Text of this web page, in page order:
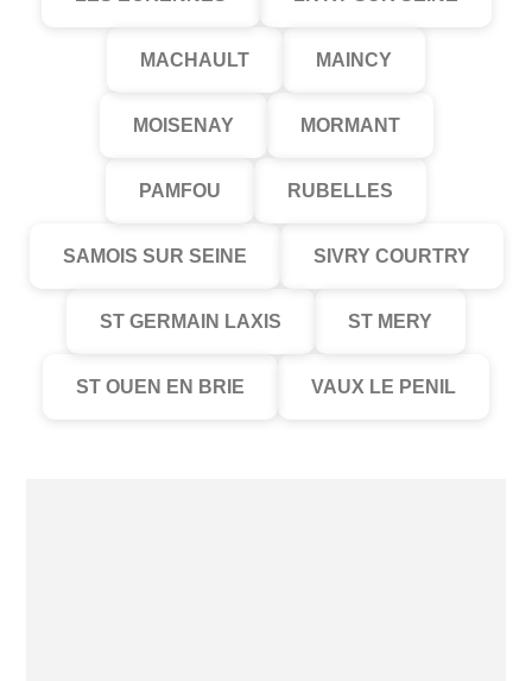
MACHAULT MAINCY
MOISENAY MORMANT
PAMFOU RUBELLES
SAMOIS SUR SEINE SIVRY COURTRY
ST GERMAIN LAXIS ST MERY
ST OUEN EN BRIE VAUX LE PENIL